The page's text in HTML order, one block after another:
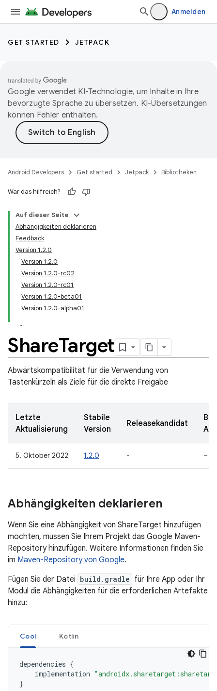
Anmelden
GET STARTED JETPACK
Google verwendet KI-Technologie, um Inhalte in Ihre
bevorzugte Sprache zu übersetzen. KI-Übersetzungen
können Fehler enthalten.
Android Developers Get started Jetpack Bibliotheken
War das hilfreich?
Auf dieser Seite
Abhängigkeiten deklarieren
Feedback
Version 1.2.0
Version 1.2.0
Version 1.2.0-rc02
Version 1.2.0-rc01
Version 1.2.0-beta01
Version 1.2.0-alpha01
ShareTarget
Abwärtskompatibilität für die Verwendung von
Tastenkürzeln als Ziele für die direkte Freigabe
Letzte
Aktualisierung
Stabile
Version
Releasekandidat
5. Oktober 2022 1.2.0 - –
Abhängigkeiten deklarieren
Wenn Sie eine Abhängigkeit von ShareTarget hinzufügen
möchten, müssen Sie Ihrem Projekt das Google Maven-
Repository hinzufügen. Weitere Informationen finden Sie
im Maven-Repository von Google.
Fügen Sie der Datei build.gradle für Ihre App oder Ihr
Modul die Abhängigkeiten für die erforderlichen Artefakte
hinzu:
Cool Kotlin
dependencies {
implementation
}